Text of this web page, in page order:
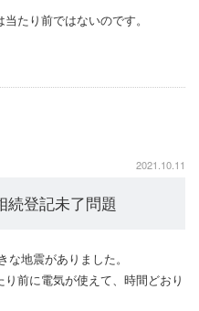
たり前ではないのです。
2021.10.11
続登記未了問題
地震がありました。
前に電気が使えて、時間どおり